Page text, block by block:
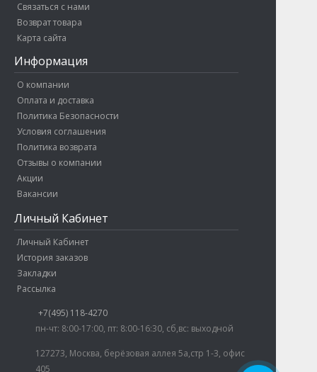
вас появятся вопросы.
Связаться с нами
Возврат товара
Карта сайта
Информация
О компании
Оплата и доставка
Политика Безопасности
Условия соглашения
Политика возврата
Отзывы о компании
Акции
Вакансии
Личный Кабинет
Личный Кабинет
История заказов
Закладки
Рассылка
+7(495) 118-4270
пн-чт: 8:00-17:00, пт: 8:00-16:30, сб,вс: выходной
127273, Москва, берёзовая аллея 5а,стр 1-3, офис
405